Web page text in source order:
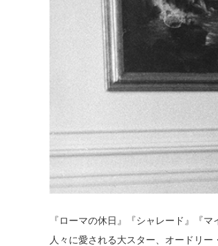
『ローマの休日』『シャレード』『
人々に愛される大スター、オードリ